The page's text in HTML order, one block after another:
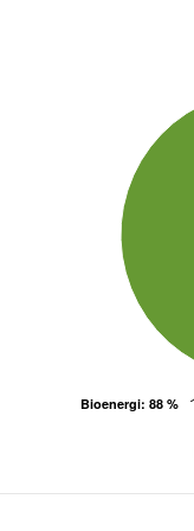
Bioenergi: 88 %
Bioenergi: 88 %